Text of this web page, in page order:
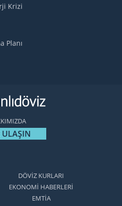
Krizi
Planı
ULAŞIN
DÖVİZ KURLARI
EKONOMİ HABERLERİ
EMTİA